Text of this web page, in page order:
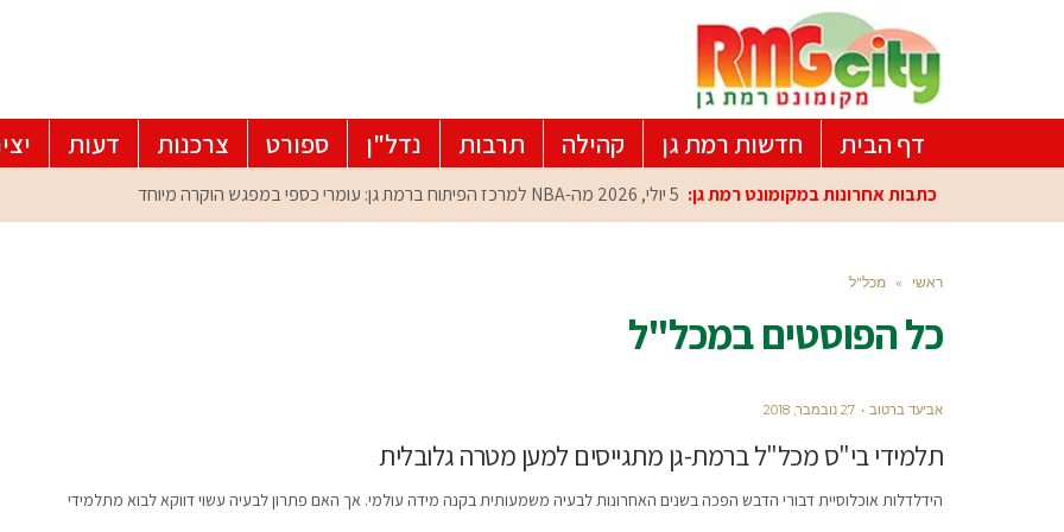
דף הבית חדשות רמת גן קהילה תרבות נדל"ן ספורט צרכנות דעות
כתבות אחרונות במקומונט רמת גן: 5 יולי, 2026 מה-NBA למרכז הפיתוח ברמת גן: עומרי כספי במפגש הוקרה מיוחד
ראשי » מכל"ל
כל הפוסטים במכל"ל
אביעד ברטוב 27 נובמבר, 2018
תלמידי בי"ס מכל"ל ברמת-גן מתגייסים למען מטרה גלובלית
הידלדלות אוכלוסיית דבורי הדבש הפכה בשנים האחרונות לבעיה משמעותית בקנה מידה עולמי. אך האם פתרון לבעיה עשוי דווקא לבוא מתלמידי